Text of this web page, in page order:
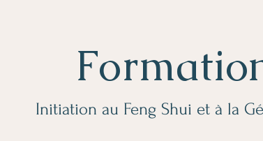
Initiation au Feng Shui et à la